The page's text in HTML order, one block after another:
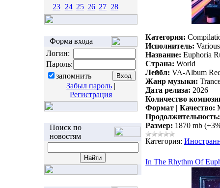
23 24 25 26 27 28
Форма входа
Логин:
Пароль:
запомнить
Забыл пароль |
Регистрация
Поиск по
новостям
Категория:
Исполнитель:
Название: Euphoria
Страна: World
Лейбл: VA-Album
Жанр музыки:
Дата релиза: 2026
Количество
Формат | Качество:
Продолжительность:
Размер: 1870 mb
Категория:
In The Rhythm Of